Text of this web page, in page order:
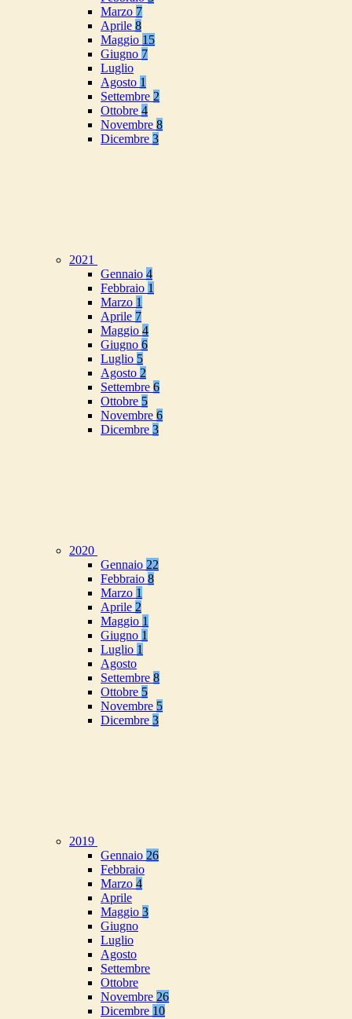
Marzo 7
Aprile 8
Maggio 15
Giugno 7
Luglio
Agosto 1
Settembre 2
Ottobre 4
Novembre 8
Dicembre 3
2021
Gennaio 4
Febbraio 1
Marzo 1
Aprile 7
Maggio 4
Giugno 6
Luglio 5
Agosto 2
Settembre 6
Ottobre 5
Novembre 6
Dicembre 3
2020
Gennaio 22
Febbraio 8
Marzo 1
Aprile 2
Maggio 1
Giugno 1
Luglio 1
Agosto
Settembre 8
Ottobre 5
Novembre 5
Dicembre 3
2019
Gennaio 26
Febbraio
Marzo 4
Aprile
Maggio 3
Giugno
Luglio
Agosto
Settembre
Ottobre
Novembre 26
Dicembre 10